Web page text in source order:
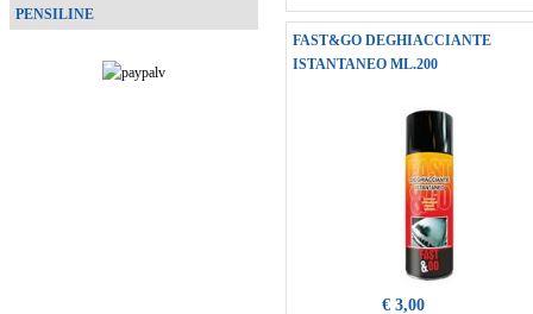
PENSILINE
FAST&GO DEGHIACCIANTE
ISTANTANEO ML.200
€ 3,00